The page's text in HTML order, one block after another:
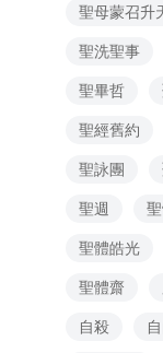
聖母蒙召升
聖洗聖事
聖畢哲
聖經舊約
聖詠團
聖週
聖體皓光
聖體齋
自殺